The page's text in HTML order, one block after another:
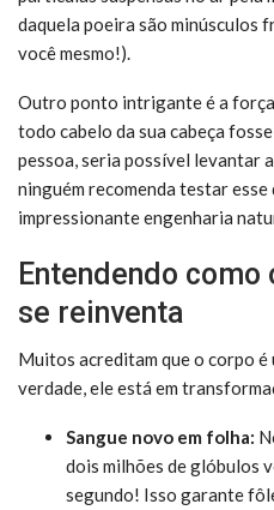
daquela poeira são minúsculos
você mesmo!).
Outro ponto intrigante é a força
todo cabelo da sua cabeça
pessoa, seria possível levantar
ninguém recomenda testar esse
impressionante engenharia
Entendendo como
se reinventa
Muitos acreditam que o corpo é
verdade, ele está em
Sangue novo em folha:
dois milhões de glóbulos
segundo! Isso garante